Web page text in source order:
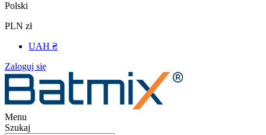
Polski
PLN zł
UAH ₴
Zaloguj się
Menu
Szukaj